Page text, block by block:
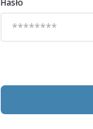
Hasło